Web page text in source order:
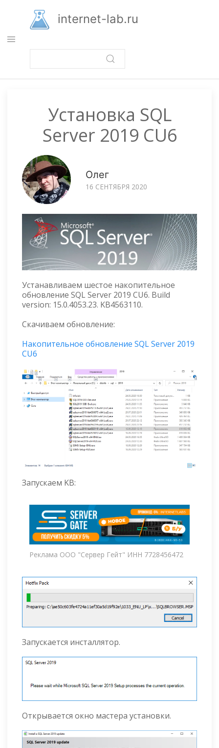
основному
содержанию
internet-lab.ru
Установка SQL
Server 2019 CU6
Олег
16 СЕНТЯБРЯ 2020
Устанавливаем шестое накопительное
обновление SQL Server 2019 CU6. Build
version: 15.0.4053.23. KB4563110.
Скачиваем обновление:
Накопительное обновление SQL Server 2019
CU6
Запускаем KB:
Реклама ООО "Сервер Гейт" ИНН 7728456472
Запускается инсталлятор.
Открывается окно мастера установки.